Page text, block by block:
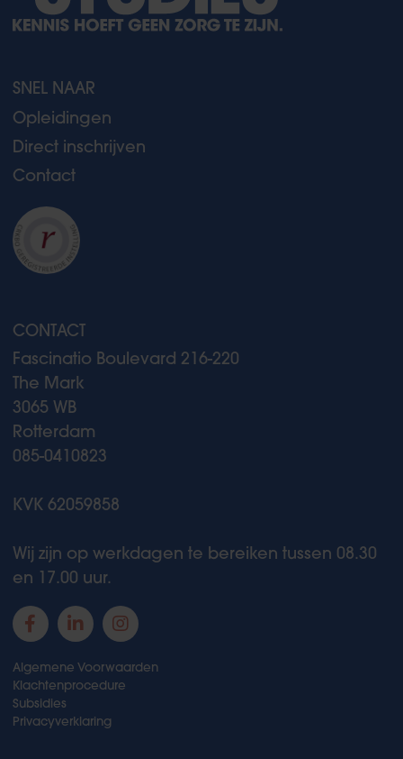
SNEL NAAR
Opleidingen
Direct inschrijven
Contact
CONTACT
Fascinatio Boulevard 216-220
The Mark
3065 WB
Rotterdam
085-0410823
KVK 62059858
Wij zijn op werkdagen te bereiken tussen 08.30
en 17.00 uur.
Algemene Voorwaarden
Klachtenprocedure
Subsidies
Privacyverklaring